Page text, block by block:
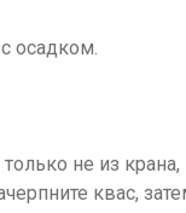
осадком.
не из крана,
квас,